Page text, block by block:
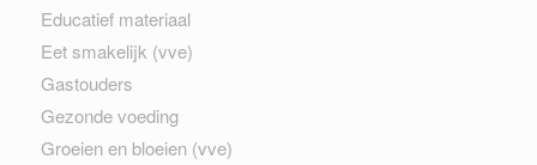
Educatief materiaal
Eet smakelijk (vve)
Gastouders
Gezonde voeding
Groeien en bloeien (vve)